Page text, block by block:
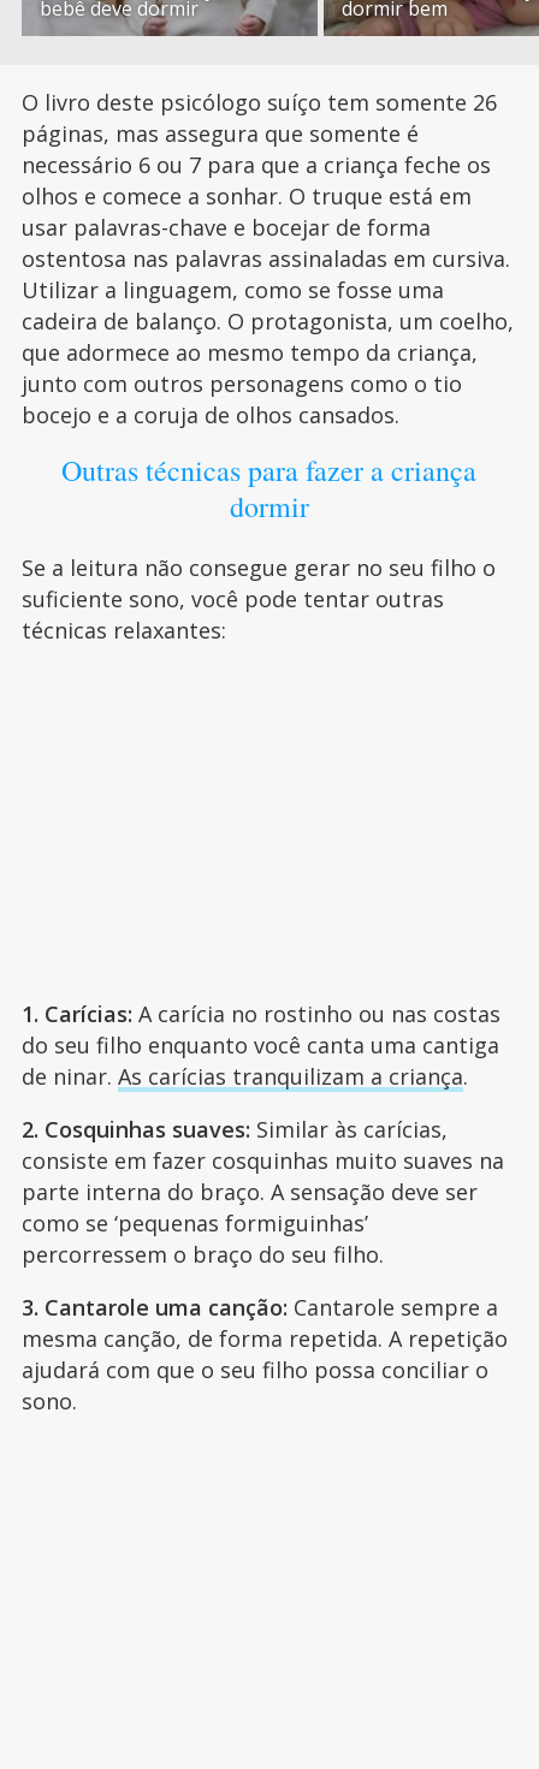
bebê deve dormir dormir bem
O livro deste psicólogo suíço tem somente 26
páginas, mas assegura que somente é
necessário 6 ou 7 para que a criança feche os
olhos e comece a sonhar. O truque está em
usar palavras-chave e bocejar de forma
ostentosa nas palavras assinaladas em cursiva.
Utilizar a linguagem, como se fosse uma
cadeira de balanço. O protagonista, um coelho,
que adormece ao mesmo tempo da criança,
junto com outros personagens como o tio
bocejo e a coruja de olhos cansados.
Outras técnicas para fazer a criança
dormir
Se a leitura não consegue gerar no seu filho o
suficiente sono, você pode tentar outras
técnicas relaxantes:
1. Carícias: A carícia no rostinho ou nas costas
do seu filho enquanto você canta uma cantiga
de ninar. As carícias tranquilizam a criança.
2. Cosquinhas suaves: Similar às carícias,
consiste em fazer cosquinhas muito suaves na
parte interna do braço. A sensação deve ser
como se ‘pequenas formiguinhas’
percorressem o braço do seu filho.
3. Cantarole uma canção: Cantarole sempre a
mesma canção, de forma repetida. A repetição
ajudará com que o seu filho possa conciliar o
sono.